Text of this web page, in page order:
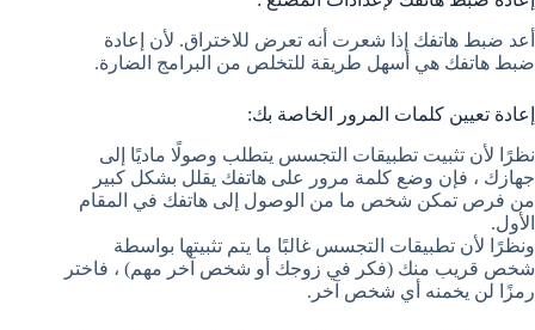
أعد ضبط هاتفك إذا شعرت أنه تعرض للاختراق. لأن إعادة
ضبط هاتفك هي أسهل طريقة للتخلص من البرامج الضارة.
إعادة تعيين كلمات المرور الخاصة بك:
نظرًا لأن تثبيت تطبيقات التجسس يتطلب وصولًا ماديًا إلى
جهازك ، فإن وضع كلمة مرور على هاتفك يقلل بشكل كبير
من فرص تمكن شخص ما من الوصول إلى هاتفك في المقام
الأول.
ونظرًا لأن تطبيقات التجسس غالبًا ما يتم تثبيتها بواسطة
شخص قريب منك (فكر في زوجك أو شخص آخر مهم) ، فاختر
رمزًا لن يخمنه أي شخص آخر.